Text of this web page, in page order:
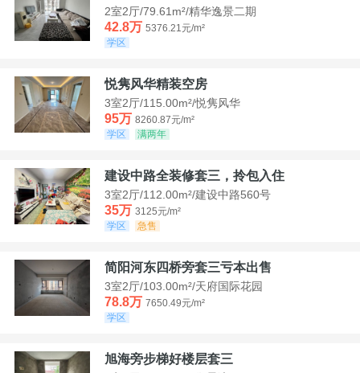
2室2厅/79.61m²/精华逸景二期
42.8万 5376.21元/m²
学区
悦隽风华精装空房
3室2厅/115.00m²/悦隽风华
95万 8260.87元/m²
学区
满两年
建设中路全装修套三，拎包入住
3室2厅/112.00m²/建设中路560号
35万 3125元/m²
学区
急售
简阳河东四桥旁套三亏本出售
3室2厅/103.00m²/天府国际花园
78.8万 7650.49元/m²
学区
旭海旁步梯好楼层套三